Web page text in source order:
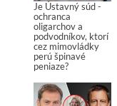
Je Ústavný súd -
ochranca
oligarchov a
podvodníkov, ktorí
cez mimovládky
perú špinavé
peniaze?